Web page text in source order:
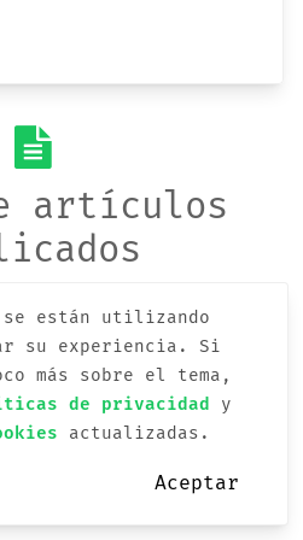
artículos
están utilizando
su experiencia.
Si
más sobre el tema,
de privacidad
y
actualizadas.
Aceptar